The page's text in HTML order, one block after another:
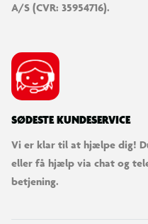
A/S (CVR: 35954716).
SØDESTE KUNDESERVICE
Vi er klar til at hjælpe dig!
eller få hjælp via chat og
betjening.